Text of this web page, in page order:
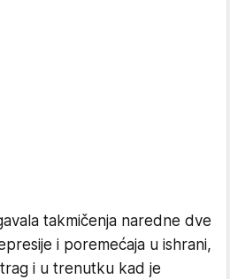
takmičenja naredne dve
i poremećaja u ishrani,
i u trenutku kad je